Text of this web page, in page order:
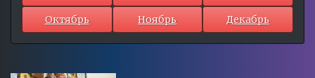
Октябрь Ноябрь Декабрь